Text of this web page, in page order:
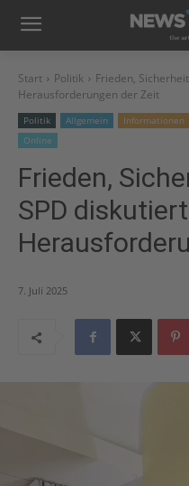
Start Politik
Frieden,
Herausforderungen der Zeit
Politik Allgemein Informationen
Online
Frieden,
SPD diskutiert
7. Juli 2025